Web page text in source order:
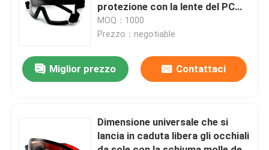
Richieda una citazione
Occhiali di protezione degli occhiali di protezione
protezione con la lente del PC
personalizza il logo
MOQ：1000
Prezzo：negotiable
Miglior prezzo Contattaci
Dimensione universale che si
lancia in caduta libera gli occhiali